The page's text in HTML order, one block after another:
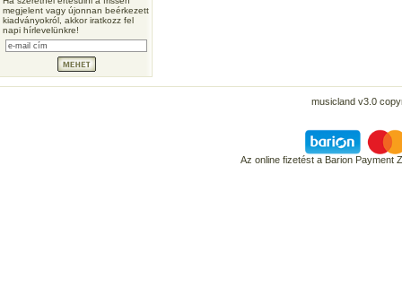
megjelent vagy újonnan beérkezett
kiadványokról, akkor iratkozz fel
napi hírlevelünkre!
musicland v3.0
Az online fizetést a Barion Payment